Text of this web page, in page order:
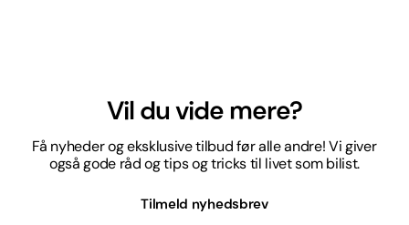
Vil du vide mere?
Få nyheder og eksklusive tilbud før alle andre! Vi giver
også gode råd og tips og tricks til livet som bilist.
Tilmeld nyhedsbrev